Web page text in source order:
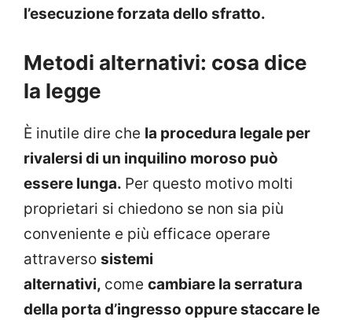
l’esecuzione forzata dello sfratto.
Metodi alternativi: cosa dice
la legge
È inutile dire che la procedura legale per
rivalersi di un inquilino moroso può
essere lunga. Per questo motivo molti
proprietari si chiedono se non sia più
conveniente e più efficace operare
attraverso sistemi
alternativi, come cambiare la serratura
della porta d’ingresso oppure staccare le